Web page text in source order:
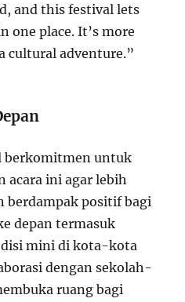
and this festival lets
one place. It’s more
cultural adventure.”
berkomitmen untuk
acara ini agar lebih
positif bagi
depan termasuk
mini di kota-kota
dengan sekolah-
ruang bagi